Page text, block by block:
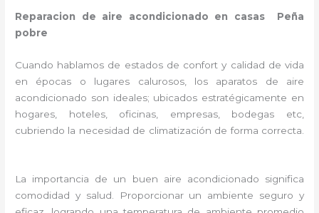
Reparacion de aire acondicionado en casas Peña
pobre
Cuando hablamos de estados de confort y calidad de vida
en épocas o lugares calurosos, los aparatos de aire
acondicionado son ideales; ubicados estratégicamente en
hogares, hoteles, oficinas, empresas, bodegas etc,
cubriendo la necesidad de climatización de forma correcta.
La importancia de un buen aire acondicionado significa
comodidad y salud. Proporcionar un ambiente seguro y